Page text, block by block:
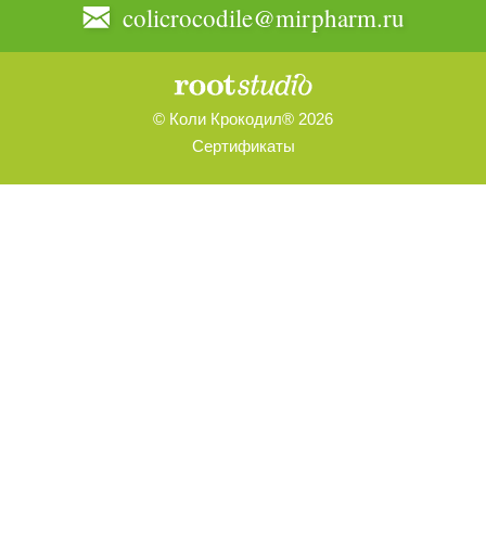
colicrocodile@mirpharm.ru
© Коли Крокодил® 2026
Сертификаты